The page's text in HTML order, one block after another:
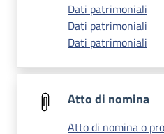
Dati patrimoniali
Dati patrimoniali
Dati patrimoniali
Atto di nomina
Atto di nomina o